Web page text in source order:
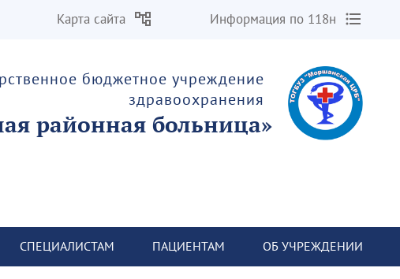
Информация по 118н
Карта сайта
бюджетное учреждение
здравоохранения
«Моршанская центральная районная больница»
ОБ УЧРЕЖДЕНИИ
ПАЦИЕНТАМ
СПЕЦИАЛИСТАМ